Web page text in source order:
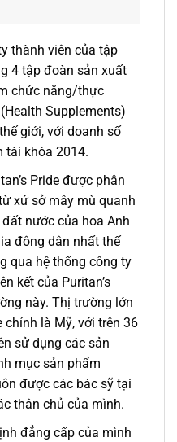
thành viên của tập
4 tập đoàn sản xuất
chức năng/thực
Supplements)
giới, với doanh số
tài khóa 2014.
Pride được phân
xứ sở mây mù quanh
nước của hoa Anh
đông dân nhất thế
qua hệ thống công ty
kết của Puritan’s
này. Thị trường lớn
chính là Mỹ, với trên 36
sử dụng các sản
mục sản phẩm
được các bác sỹ tại
thân chủ của mình.
đẳng cấp của mình